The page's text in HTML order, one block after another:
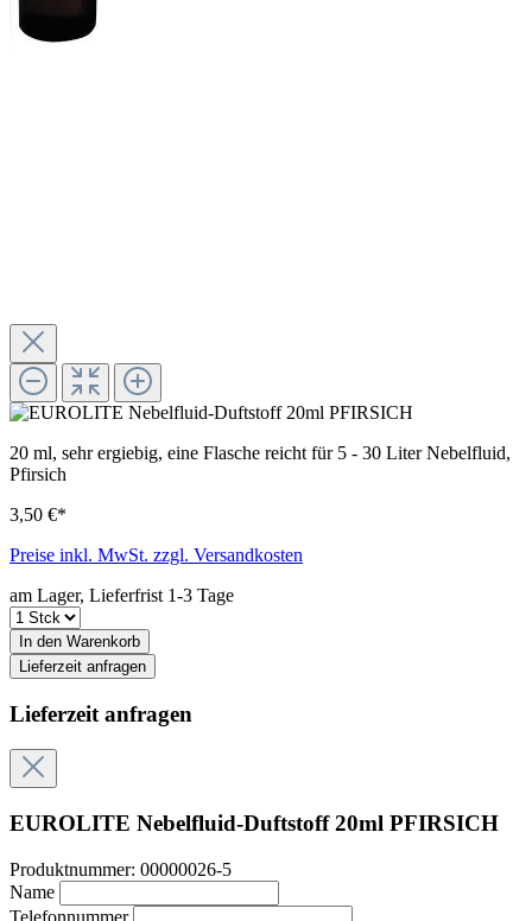
20 ml, sehr ergiebig, eine Flasche reicht für 5 - 30 Liter Nebelfluid,
Pfirsich
3,50 €*
Preise inkl. MwSt. zzgl. Versandkosten
am Lager, Lieferfrist 1-3 Tage
In den Warenkorb
Lieferzeit anfragen
Lieferzeit anfragen
EUROLITE Nebelfluid-Duftstoff 20ml PFIRSICH
Produktnummer: 00000026-5
Name
Telefonnummer